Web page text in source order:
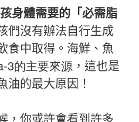
身體需要的「必需脂
們沒有辦法自行生成
食中取得 。海鮮、魚
3的主要來源 ， 這也是
油的最大原因！
，你或許會看到許多